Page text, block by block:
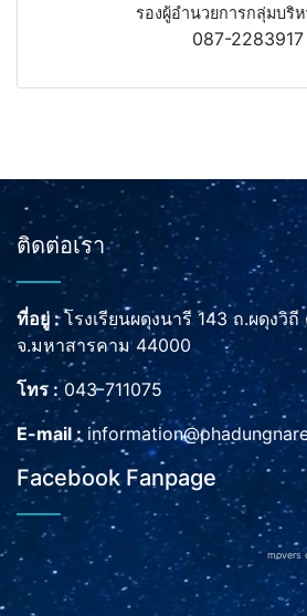
รองผู้อำนวยการกลุ่มบริ
087-2283917
ติดต่อเรา
ที่อยู่ :โรงเรียนผดุงนารี 143 ถ.ผดุงวิ
จ.มหาสารคาม 44000
โทร :043-711075
E-mail :
Facebook Fanpage
movers